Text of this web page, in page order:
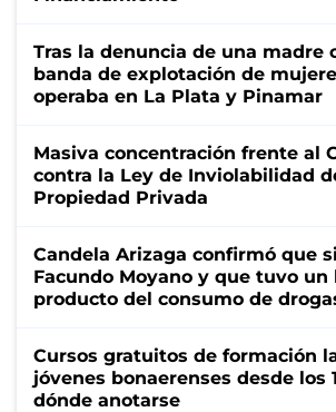
Tras la denuncia de una madre
banda de explotación de
operaba en La Plata y Pinamar
Masiva concentración frente al
contra la Ley de Inviolabilidad
Propiedad Privada
Candela Arizaga confirmó que
Facundo Moyano y que tuvo un
producto del consumo de
Cursos gratuitos de formación
jóvenes bonaerenses desde los
dónde anotarse